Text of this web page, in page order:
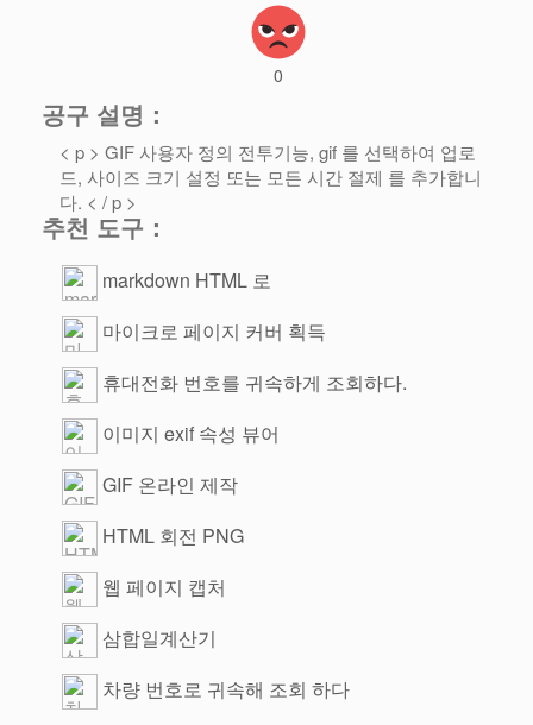
0
공구 설명：
< p > GIF 사용자 정의 전투기능, gif 를 선택하여 업로
드, 사이즈 크기 설정 또는 모든 시간 절제 를 추가합니
다. < / p >
추천 도구：
markdown HTML 로
마이크로 페이지 커버 획득
휴대전화 번호를 귀속하게 조회하다.
이미지 exif 속성 뷰어
GIF 온라인 제작
HTML 회전 PNG
웹 페이지 캡처
삼합일계산기
차량 번호로 귀속해 조회 하다